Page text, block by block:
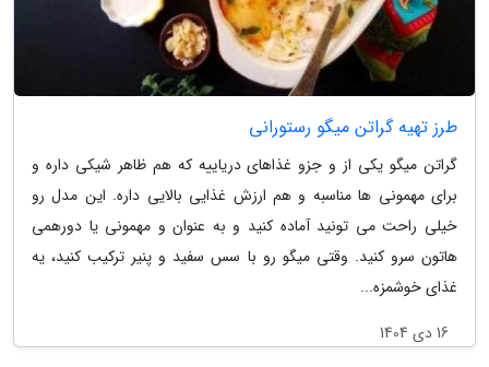
طرز تهیه گراتن میگو رستورانی
گراتن میگو یکی از و جزو غذاهای دریاییه که هم ظاهر شیکی داره و
برای مهمونی ها مناسبه و هم ارزش غذایی بالایی داره. این مدل رو
خیلی راحت می تونید آماده کنید و به عنوان و مهمونی یا دورهمی
هاتون سرو کنید. وقتی میگو رو با سس سفید و پنیر ترکیب کنید، یه
غذای خوشمزه...
16 دی 1404